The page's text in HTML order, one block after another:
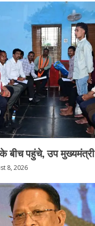
के बीच पहुंचे, उप मुख्यमंत्री
8, 2026